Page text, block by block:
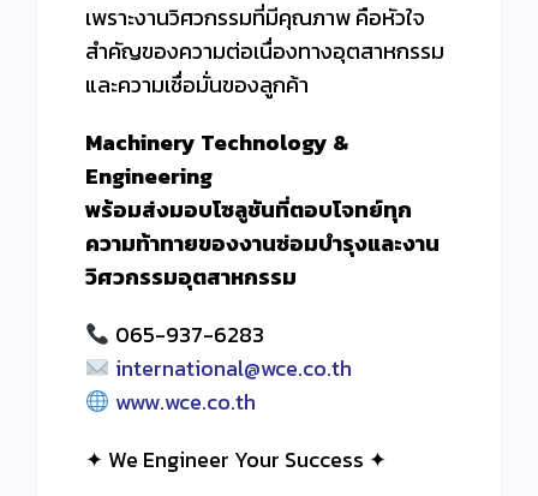
เพราะงานวิศวกรรมที่มีคุณภาพ คือหัวใจ
สำคัญของความต่อเนื่องทางอุตสาหกรรม
และความเชื่อมั่นของลูกค้า
Machinery Technology &
Engineering
พร้อมส่งมอบโซลูชันที่ตอบโจทย์ทุก
ความท้าทายของงานซ่อมบำรุงและงาน
วิศวกรรมอุตสาหกรรม
065-937-6283
international@wce.co.th
www.wce.co.th
✦ We Engineer Your Success ✦